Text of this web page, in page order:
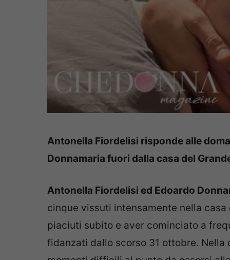
Antonella Fiordelisi risponde alle
Donnamaria fuori dalla casa del
Antonella Fiordelisi ed Edoardo
cinque vissuti intensamente nella
piaciuti subito e aver cominciato a
fidanzati dallo scorso 31 ottobre. Nella